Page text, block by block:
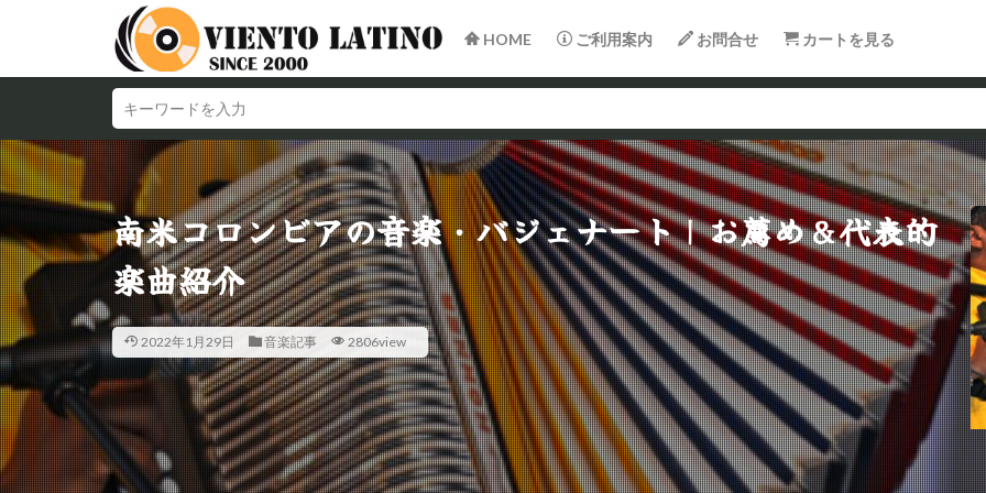
HOME ご利用案内 お問合せ カートを見る
南米コロンビアの音楽・バジェナート｜お薦め&代表的
楽曲紹介
2022年1月29日 音楽記事 2806view